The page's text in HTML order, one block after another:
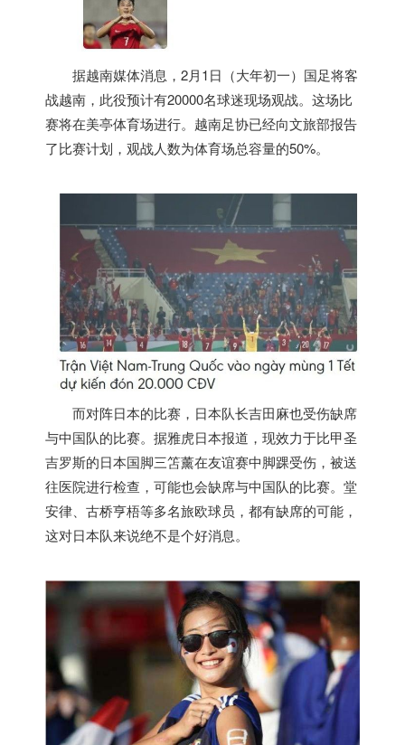
据越南媒体消息，2月1日（大年初一）国足将客
战越南 ，此役预计有20000名球迷现场观战。这场比
赛将在美亭体育场进行。 越南足协已经向文旅部报告
了比赛计划，观战人数为体育场总容量的50%。
而对阵日本的比赛，日本队长吉田麻也受伤缺席
与中国队的比赛。据雅虎日本报道，现效力于比甲圣
吉罗斯的日本国脚三笘薰在友谊赛中脚踝受伤，被送
往医院进行检查，可能也会缺席与中国队的比赛。堂
安律、古桥亨梧等多名旅欧球员，都有缺席的可能，
这对日本队来说绝不是个好消息。